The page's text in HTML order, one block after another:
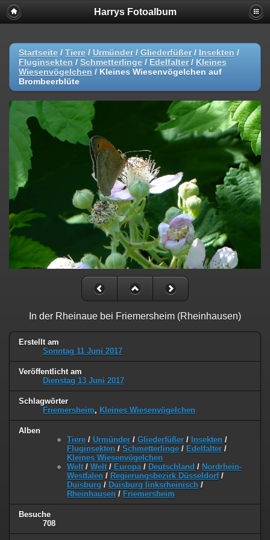
Harrys Fotoalbum
Startseite / Tiere / Urmünder/ Gliederfüßer/ Insekten /
Fluginsekten / Schmetterlinge / Edelfalter/ Kleines
Wiesenvögelchen / Kleines Wiesenvögelchen auf
Brombeerblüte
In der Rheinaue bei Friemersheim (Rheinhausen)
Erstellt am
Sonntag 11 Juni 2017
Veröffentlicht am
Dienstag 13 Juni 2017
Schlagwörter
Friemersheim, Kleines Wiesenvögelchen
Alben
Tiere / Urmünder / Gliederfüßer / Insekten /
Fluginsekten / Schmetterlinge / Edelfalter /
Kleines Wiesenvögelchen
Welt / Welt / Europa / Deutschland / Nordrhein-
Westfalen / Regierungsbezirk Düsseldorf/
Duisburg / Duisburg linksrheinisch /
Rheinhausen / Friemersheim
Besuche
708